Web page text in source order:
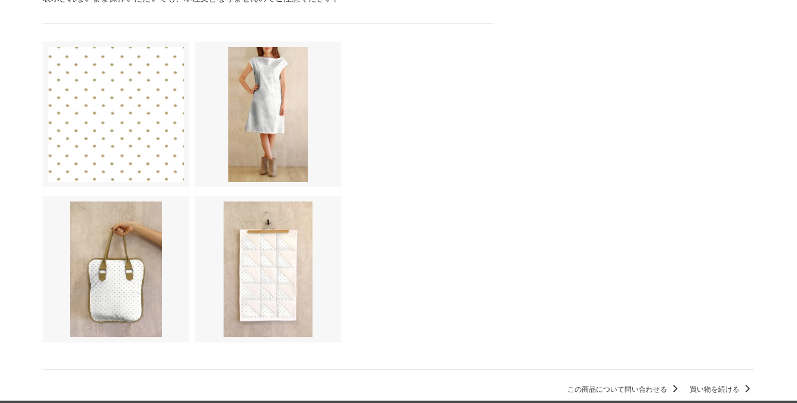
この商品について問い合わせる 買い物を続ける